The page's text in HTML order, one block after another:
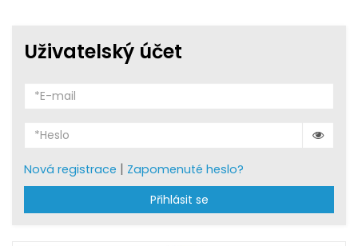
Uživatelský účet
Nová registrace | Zapomenuté heslo?
Přihlásit se